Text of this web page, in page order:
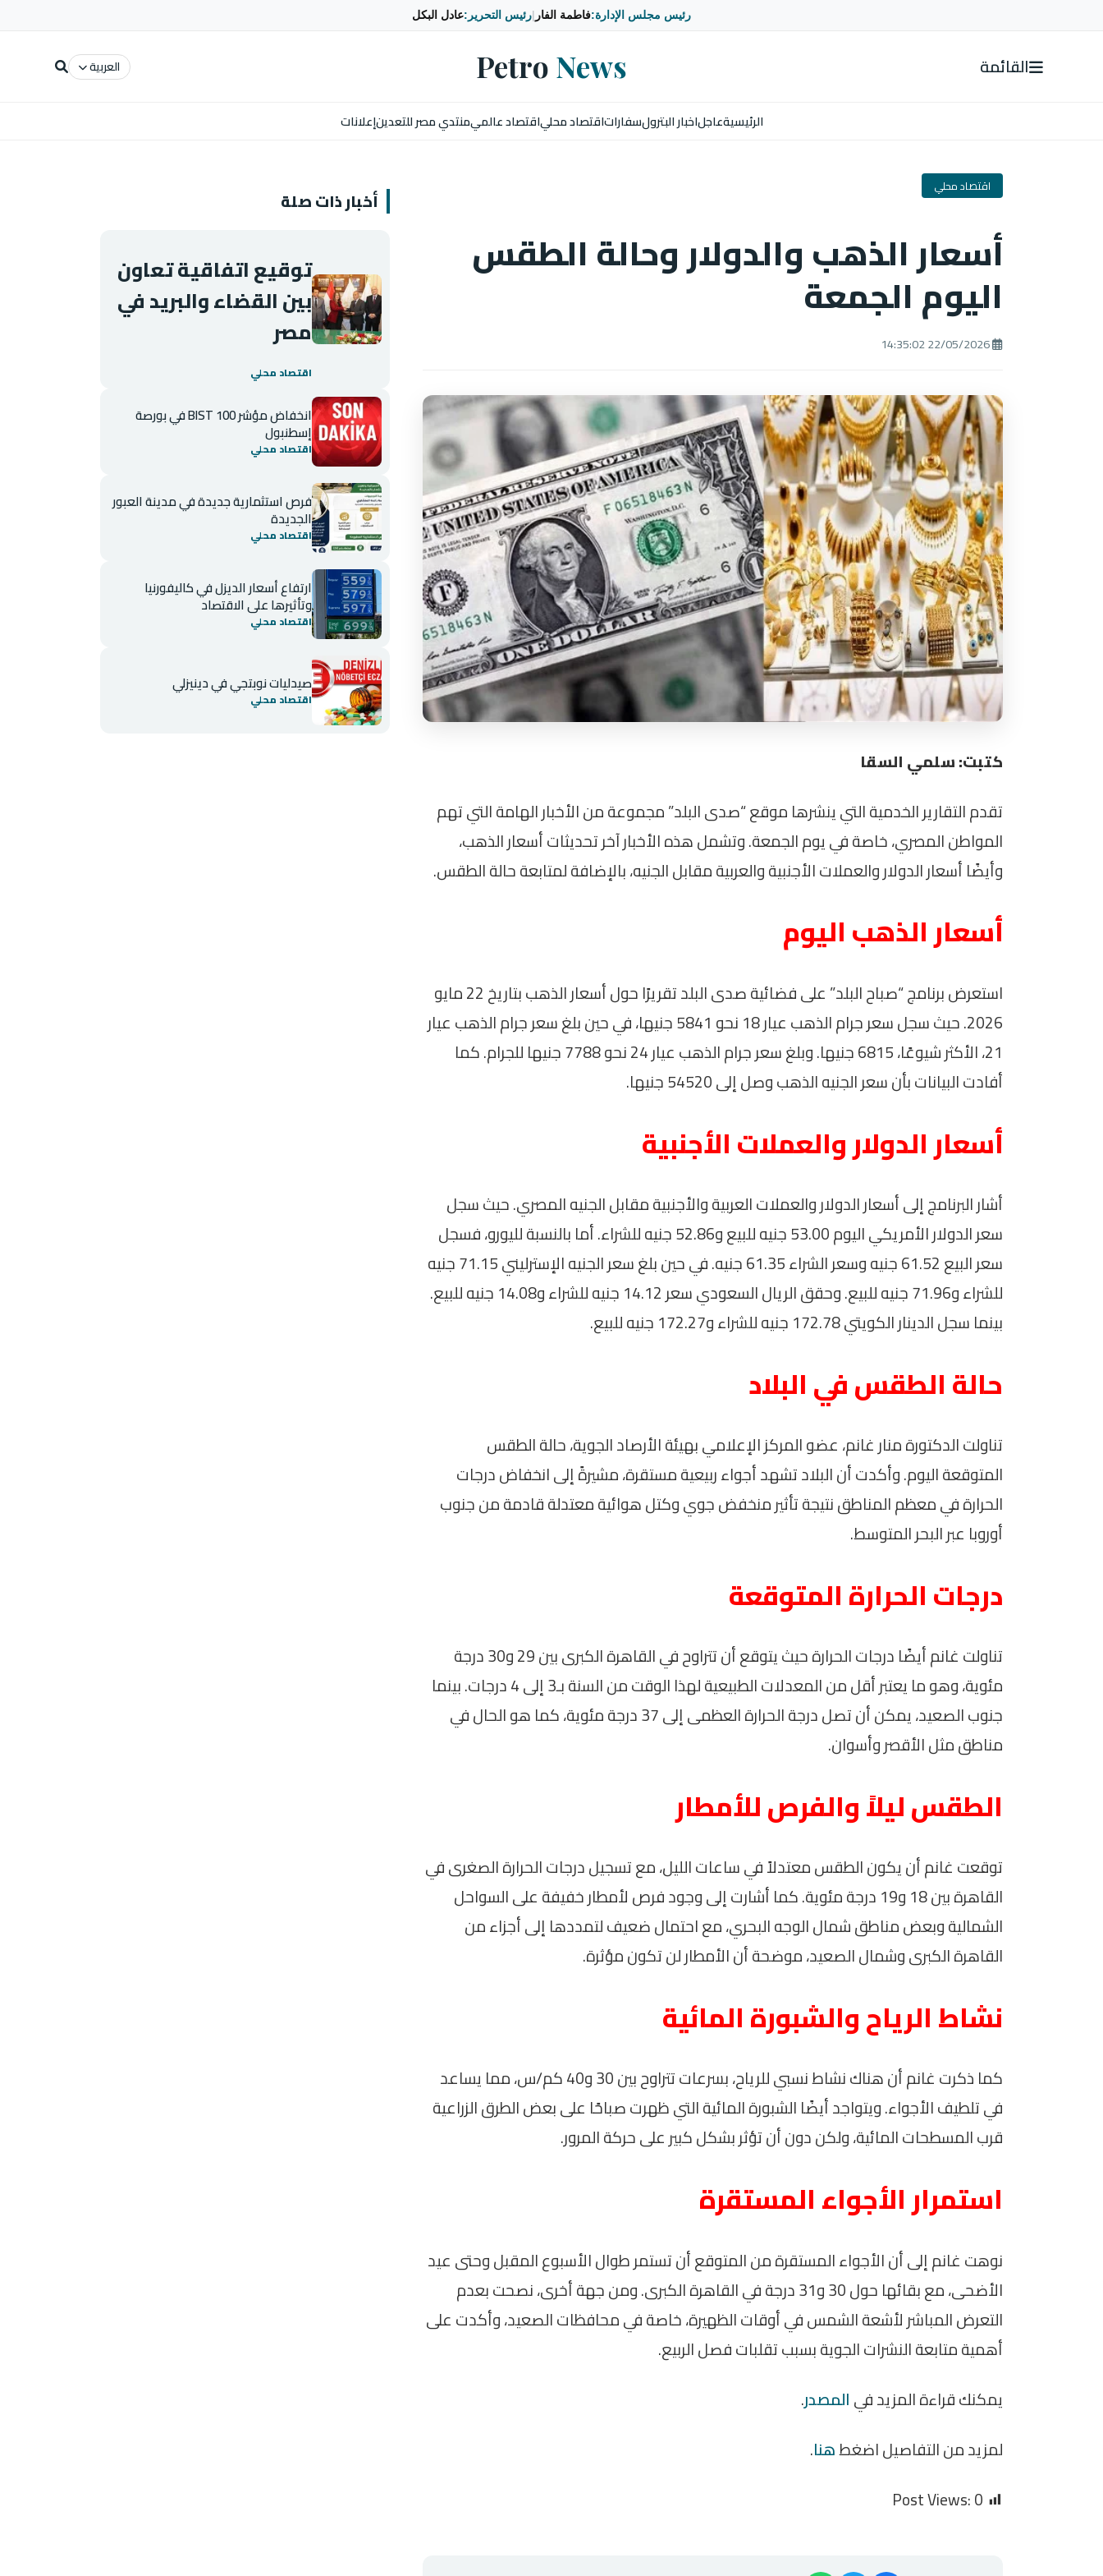
رئيس مجلس الإدارة:فاطمة الفار رئيس التحرير:عادل البكل
القائمة Petro News العربية
الرئيسيةعاجلاخبار البترولسفاراتاقتصاد محلياقتصاد عالميمنتدي مصر للتعدينإعلانات
اقتصاد محلي
أسعار الذهب والدولار وحالة الطقس
اليوم الجمعة
كتبت: سلمي السقا
تقدم التقارير الخدمية التي ينشرها موقع “صدى البلد” مجموعة من الأخبار الهامة التي تهم
المواطن المصري، خاصة في يوم الجمعة. وتشمل هذه الأخبار آخر تحديثات أسعار الذهب،
وأيضًا أسعار الدولار والعملات الأجنبية والعربية مقابل الجنيه، بالإضافة لمتابعة حالة الطقس.
أسعار الذهب اليوم
استعرض برنامج “صباح البلد” على فضائية صدى البلد تقريرًا حول أسعار الذهب بتاريخ 22 مايو
2026. حيث سجل سعر جرام الذهب عيار 18 نحو 5841 جنيها، في حين بلغ سعر جرام الذهب عيار
21، الأكثر شيوعًا، 6815 جنيها. وبلغ سعر جرام الذهب عيار 24 نحو 7788 جنيها للجرام. كما
أفادت البيانات بأن سعر الجنيه الذهب وصل إلى 54520 جنيها.
أسعار الدولار والعملات الأجنبية
أشار البرنامج إلى أسعار الدولار والعملات العربية والأجنبية مقابل الجنيه المصري. حيث سجل
سعر الدولار الأمريكي اليوم 53.00 جنيه للبيع و52.86 جنيه للشراء. أما بالنسبة لليورو، فسجل
سعر البيع 61.52 جنيه وسعر الشراء 61.35 جنيه. في حين بلغ سعر الجنيه الإسترليني 71.15 جنيه
للشراء و71.96 جنيه للبيع. وحقق الريال السعودي سعر 14.12 جنيه للشراء و14.08 جنيه للبيع.
بينما سجل الدينار الكويتي 172.78 جنيه للشراء و172.27 جنيه للبيع.
حالة الطقس في البلاد
تناولت الدكتورة منار غانم، عضو المركز الإعلامي بهيئة الأرصاد الجوية، حالة الطقس
المتوقعة اليوم. وأكدت أن البلاد تشهد أجواء ربيعية مستقرة، مشيرةً إلى انخفاض درجات
الحرارة في معظم المناطق نتيجة تأثير منخفض جوي وكتل هوائية معتدلة قادمة من جنوب
أوروبا عبر البحر المتوسط.
درجات الحرارة المتوقعة
تناولت غانم أيضًا درجات الحرارة حيث يتوقع أن تتراوح في القاهرة الكبرى بين 29 و30 درجة
مئوية، وهو ما يعتبر أقل من المعدلات الطبيعية لهذا الوقت من السنة بـ3 إلى 4 درجات. بينما
جنوب الصعيد، يمكن أن تصل درجة الحرارة العظمى إلى 37 درجة مئوية، كما هو الحال في
مناطق مثل الأقصر وأسوان.
الطقس ليلاً والفرص للأمطار
توقعت غانم أن يكون الطقس معتدلاً في ساعات الليل، مع تسجيل درجات الحرارة الصغرى في
القاهرة بين 18 و19 درجة مئوية. كما أشارت إلى وجود فرص لأمطار خفيفة على السواحل
الشمالية وبعض مناطق شمال الوجه البحري، مع احتمال ضعيف لتمددها إلى أجزاء من
القاهرة الكبرى وشمال الصعيد، موضحة أن الأمطار لن تكون مؤثرة.
نشاط الرياح والشبورة المائية
كما ذكرت غانم أن هناك نشاط نسبي للرياح، بسرعات تتراوح بين 30 و40 كم/س، مما يساعد
في تلطيف الأجواء. ويتواجد أيضًا الشبورة المائية التي ظهرت صباحًا على بعض الطرق الزراعية
قرب المسطحات المائية، ولكن دون أن تؤثر بشكل كبير على حركة المرور.
استمرار الأجواء المستقرة
نوهت غانم إلى أن الأجواء المستقرة من المتوقع أن تستمر طوال الأسبوع المقبل وحتى عيد
الأضحى، مع بقائها حول 30 و31 درجة في القاهرة الكبرى. ومن جهة أخرى، نصحت بعدم
التعرض المباشر لأشعة الشمس في أوقات الظهيرة، خاصة في محافظات الصعيد، وأكدت على
أهمية متابعة النشرات الجوية بسبب تقلبات فصل الربيع.
يمكنك قراءة المزيد فيالمصدر.
لمزيد من التفاصيل اضغطهنا.
Post Views:0
أخبار ذات صلة
توقيع اتفاقية تعاون
بين القضاء والبريد في
مصر
اقتصاد محلي
انخفاض مؤشر BIST 100 في بورصة
إسطنبول
اقتصاد محلي
فرص استثمارية جديدة في مدينة العبور
الجديدة
اقتصاد محلي
ارتفاع أسعار الديزل في كاليفورنيا
وتأثيرها على الاقتصاد
اقتصاد محلي
صيدليات نوبتجي في دينيزلي
اقتصاد محلي